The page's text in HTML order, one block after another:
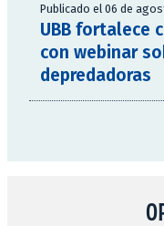
Publicado el 06 de
UBB fortalece
con webinar
depredadoras